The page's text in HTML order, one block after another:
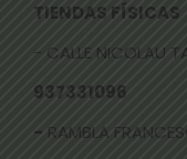
TIENDAS FÍSICAS
- CALLE NICOLAU
937331096
- RAMBLA